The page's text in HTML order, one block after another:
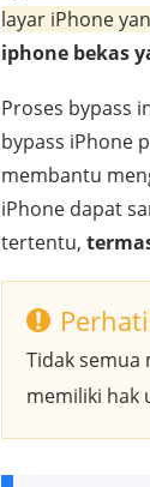
layar iPhone
iphone bekas
Proses bypass
bypass iPhone
membantu
iPhone dapat
tertentu,
Tidak semua
memiliki hak